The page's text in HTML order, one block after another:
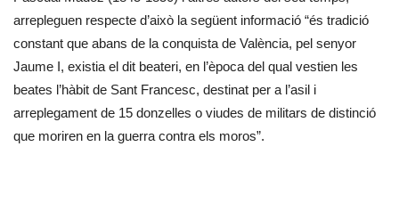
arrepleguen respecte d’això la següent informació “és tradició
constant que abans de la conquista de València, pel senyor
Jaume I, existia el dit beateri, en l’època del qual vestien les
beates l’hàbit de Sant Francesc, destinat per a l’asil i
arreplegament de 15 donzelles o viudes de militars de distinció
que moriren en la guerra contra els moros”.